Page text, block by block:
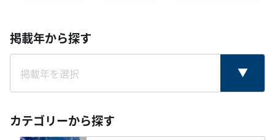
掲載年から探す
カテゴリーから探す